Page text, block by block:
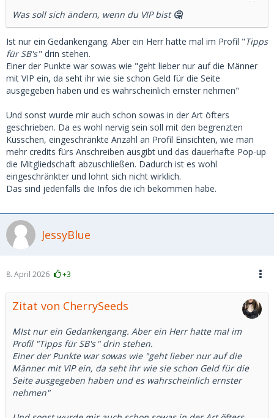
Was soll sich ändern, wenn du VIP bist🤔
Ist nur ein Gedankengang. Aber ein Herr hatte mal im Profil "Tipps
für SB's" drin stehen.
Einer der Punkte war sowas wie "geht lieber nur auf die Männer
mit VIP ein, da seht ihr wie sie schon Geld für die Seite
ausgegeben haben und es wahrscheinlich ernster nehmen"
Und sonst wurde mir auch schon sowas in der Art öfters
geschrieben. Da es wohl nervig sein soll mit den begrenzten
Küsschen, eingeschränkte Anzahl an Profil Einsichten, wie man
mehr credits fürs Anschreiben ausgibt und das dauerhafte Pop-up
die Mitgliedschaft abzuschließen. Dadurch ist es wohl
eingeschränkter und lohnt sich nicht wirklich.
Das sind jedenfalls die Infos die ich bekommen habe.
JessyBlue
8. April 2026 +3
Zitat von CherrySeeds
MIst nur ein Gedankengang. Aber ein Herr hatte mal im
Profil "Tipps für SB's " drin stehen.
Einer der Punkte war sowas wie "geht lieber nur auf die
Männer mit VIP ein, da seht ihr wie sie schon Geld für die
Seite ausgegeben haben und es wahrscheinlich ernster
nehmen"